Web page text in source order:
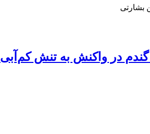
بشارتی
گندم در واکنش به تنش کم‌آبی